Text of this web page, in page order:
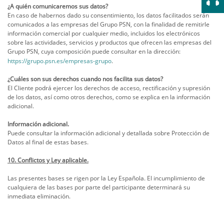
¿A quién comunicaremos sus datos?
En caso de habernos dado su consentimiento, los datos facilitados serán
comunicados a las empresas del Grupo PSN, con la finalidad de remitirle
información comercial por cualquier medio, incluidos los electrónicos
sobre las actividades, servicios y productos que ofrecen las empresas del
Grupo PSN, cuya composición puede consultar en la dirección:
https://grupo.psn.es/empresas-grupo.
¿Cuáles son sus derechos cuando nos facilita sus datos?
El Cliente podrá ejercer los derechos de acceso, rectificación y supresión
de los datos, así como otros derechos, como se explica en la información
adicional.
Información adicional.
Puede consultar la información adicional y detallada sobre Protección de
Datos al final de estas bases.
10. Conflictos y Ley aplicable.
Las presentes bases se rigen por la Ley Española. El incumplimiento de
cualquiera de las bases por parte del participante determinará su
inmediata eliminación.